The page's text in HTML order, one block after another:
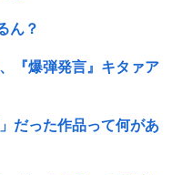
ん？
『爆弾発言』キタァア
だった作品って何があ